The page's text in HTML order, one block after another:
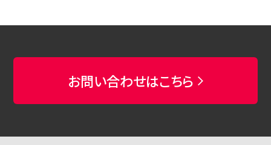
お問い合わせはこちら